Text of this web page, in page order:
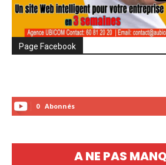
Page Facebook
0 Abonnés
A NE PAS